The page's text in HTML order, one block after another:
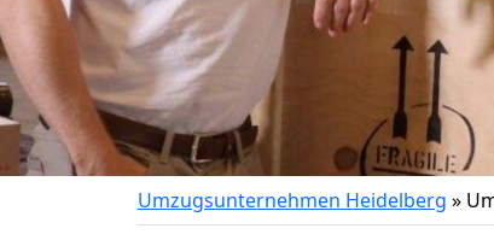
Umzugsunternehmen Heidelberg »